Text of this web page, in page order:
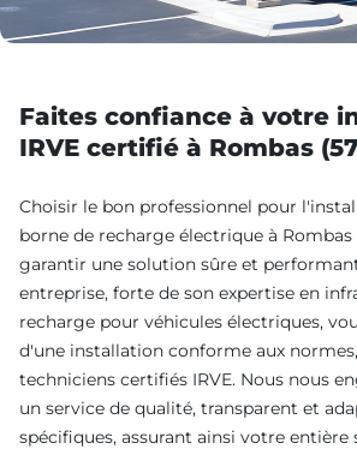
Faites confiance à votre
IRVE certifié à Rombas
Choisir le bon professionnel pour
borne de recharge électrique à
garantir une solution sûre et
entreprise, forte de son expertise en
recharge pour véhicules électriques,
d'une installation conforme aux
techniciens certifiés IRVE. Nous nous
un service de qualité, transparent et
spécifiques, assurant ainsi votre entière